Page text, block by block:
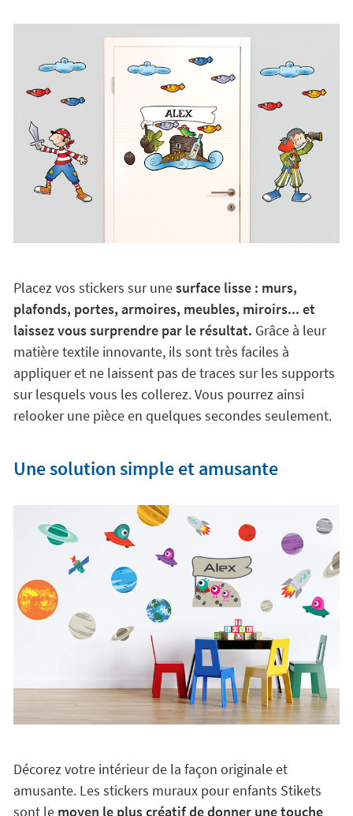
Placez vos stickers sur unesurface lisse : murs,
plafonds, portes, armoires, meubles, miroirs... et
laissez vous surprendre par le résultat. Grâce à leur
matière textile innovante, ils sont très faciles à
appliquer et ne laissent pas de traces sur les supports
sur lesquels vous les collerez. Vous pourrez ainsi
relooker une pièce en quelques secondes seulement.
Une solution simple et amusante
Décorez votre intérieur de la façon originale et
amusante. Les stickers muraux pour enfants Stikets
sont le moyen le plus créatif de donner une touche